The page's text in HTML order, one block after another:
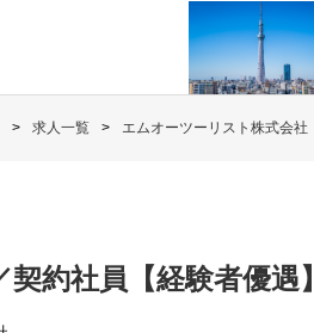
求人一覧 エムオーツーリスト株式会社
約社員【経験者優遇】